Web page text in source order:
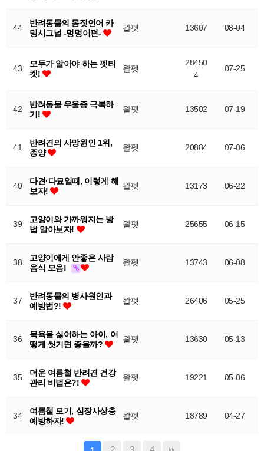
44
반려동물의 몸짓언어 카
밍시그널 -멍멍이편-
왈펫 13607 08-04
43
모두가 알아야 하는 펫티
켓!
왈펫
28450
4
07-25
42
반려동물 우울증 극복하
기!
왈펫 13502 07-19
41
반려견의 사망원인 1위,
종양
왈펫 20884 07-06
40
다견·다묘일때, 이렇게 해
보자!
왈펫 13173 06-22
39
고양이와 가까워지는 방
법 알아보자!
왈펫 25655 06-15
38
고양이에게 안좋은 사람
음식 모음!
왈펫 13743 06-08
37
반려동물의 병사원인과
예방법?!
왈펫 26406 05-25
36
목욕을 싫어하는 아이, 어
떻게 씻기면 좋을까?
왈펫 13630 05-13
35
더운 여름철 반려견 건강
관리 비법은?!
왈펫 19221 05-06
34
여름철 모기, 심장사상충
예방하자!
왈펫 18789 04-27